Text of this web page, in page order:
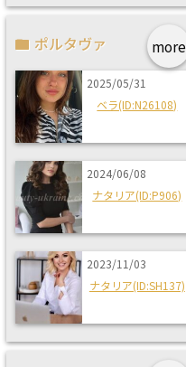
more
ポルタヴァ
2025/05/31
ベラ(ID:N26108)
2024/06/08
ナタリア(ID:P906)
2023/11/03
ナタリア(ID:SH137)